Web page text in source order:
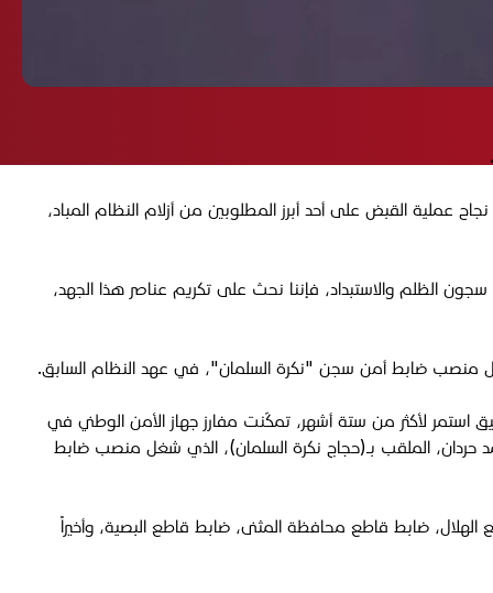
عملية القبض على أحد أبرز المطلوبين من أزلام النظام المباد،
الظلم والاستبداد، فإننا نحث على تكريم عناصر هذا الجهد،
شغل منصب ضابط أمن سجن "نكرة السلمان"، في عهد النظام السابق.
استمر لأكثر من ستة أشهر، تمكّنت مفارز جهاز الأمن الوطني في
حردان، الملقب بـ(حجاج نكرة السلمان)، الذي شغل منصب ضابط
ضابط قاطع محافظة المثنى، ضابط قاطع البصية، وأخيراً